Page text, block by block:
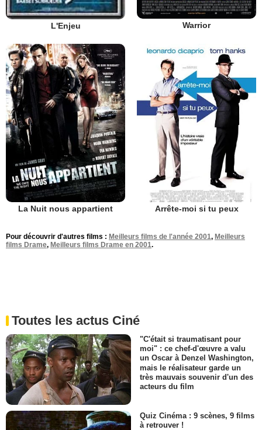
L'Enjeu Warrior
La Nuit nous appartient Arrête-moi si tu peux
Pour découvrir d'autres films : Meilleurs films de l'année 2001, Meilleurs
films Drame, Meilleurs films Drame en 2001.
Toutes les actus Ciné
"C'était si traumatisant pour
moi" : ce chef-d'œuvre a valu
un Oscar à Denzel Washington,
mais le réalisateur garde un
très mauvais souvenir d'un des
acteurs du film
Quiz Cinéma : 9 scènes, 9 films
à retrouver !